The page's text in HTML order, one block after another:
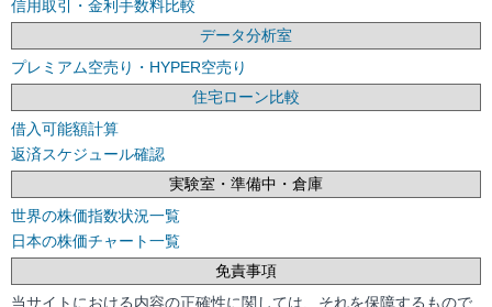
信用取引・金利手数料比較
データ分析室
プレミアム空売り・HYPER空売り
住宅ローン比較
借入可能額計算
返済スケジュール確認
実験室・準備中・倉庫
世界の株価指数状況一覧
日本の株価チャート一覧
免責事項
当サイトにおける内容の正確性に関しては、それを保障するもので